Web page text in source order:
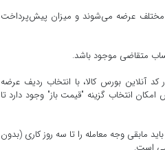
مختلف عرضه می‌شوند و میزان پیش‌پرداخت
متقاضی موجود باشد.
آنلاین بورس کالا، با انتخاب ردیف عرضه
انتخاب گزینه "قیمت باز" وجود دارد تا
مابقی وجه معامله را تا سه روز کاری (بدون